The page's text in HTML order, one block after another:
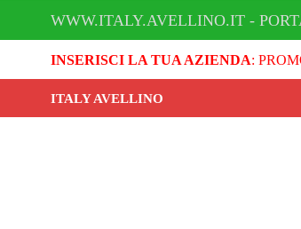
WWW.ITALY.AVELLINO.IT -
INSERISCI LA TUA AZIENDA:
ITALY AVELLINO